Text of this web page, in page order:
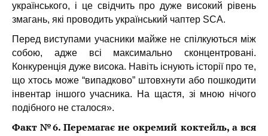
українського, і це свідчить про дуже високий рівень
змагань, які проводить український чаптер SCA.
Перед виступами учасники майже не спілкуються між
собою, адже всі максимально сконцентровані.
Конкуренція дуже висока. Навіть існують історії про те,
що хтось може “випадково” штовхнути або пошкодити
інвентар іншого учасника. На щастя, зі мною нічого
подібного не сталося».
Факт №6. Перемагає не окремий коктейль, а вся